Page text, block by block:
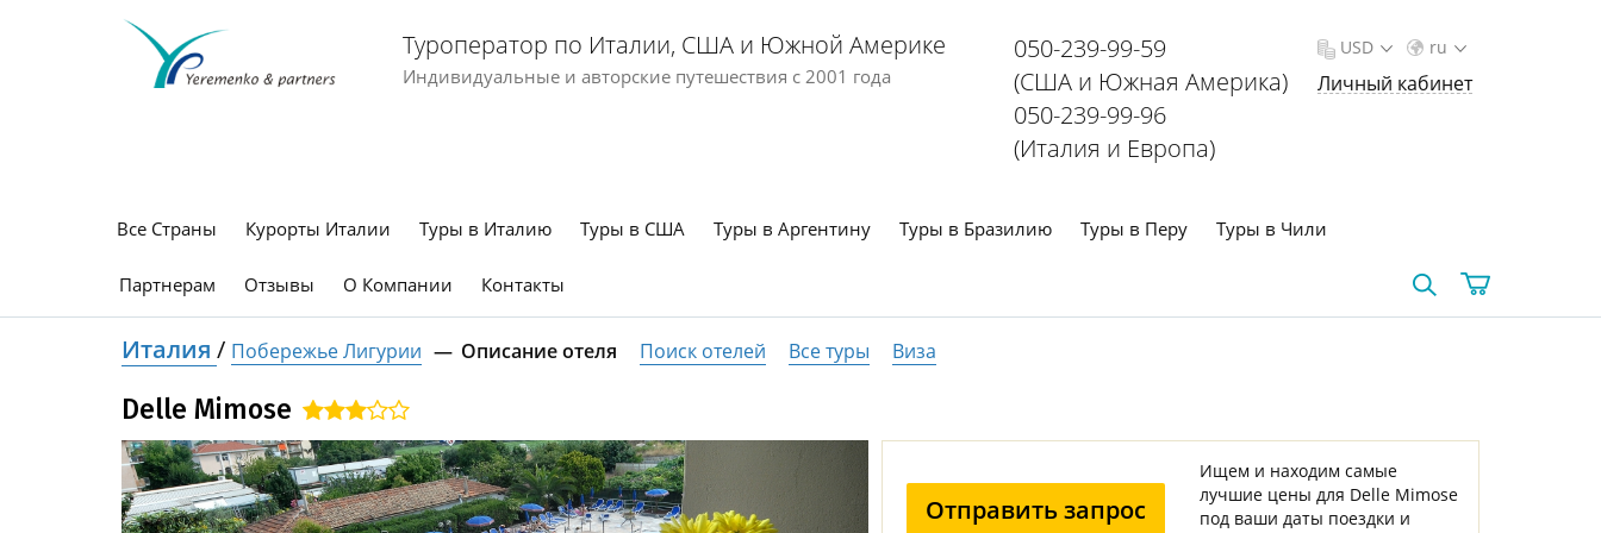
Туроператор по Италии, США и Южной Америке
Индивидуальные и авторские путешествия с 2001 года
050-239-99-59
(США и Южная Америка)
050-239-99-96
(Италия и Европа)
ru
USD
Личный кабинет
Все Страны Курорты Италии Туры в Италию Туры в США Туры в Аргентину Туры в Бразилию Туры в Перу Туры в Чили
Партнерам Отзывы О Компании Контакты
Италия / Побережье Лигурии Описание отеля Поиск отелей Все туры Виза
Delle Mimose
Отправить запрос
Ищем и находим самые
лучшие цены для Delle Mimose
под ваши даты поездки и